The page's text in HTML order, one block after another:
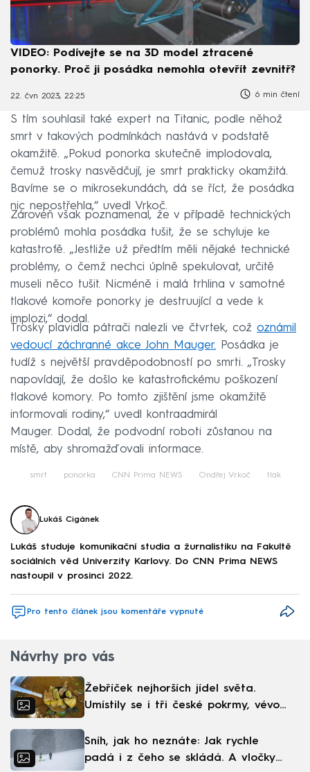
VIDEO: Podívejte se na 3D model ztracené
ponorky. Proč ji posádka nemohla otevřít zevnitř?
22. čvn 2023, 22:25 6 min čtení
S tím souhlasil také expert na Titanic, podle něhož
smrt v takových podmínkách nastává v podstatě
okamžitě. „Pokud ponorka skutečně implodovala,
čemuž trosky nasvědčují, je smrt prakticky okamžitá.
Bavíme se o mikrosekundách, dá se říct, že posádka
nic nepostřehla,“ uvedl Vrkoč.
Zároveň však poznamenal, že v případě technických
problémů mohla posádka tušit, že se schyluje ke
katastrofě. „Jestliže už předtím měli nějaké technické
problémy, o čemž nechci úplně spekulovat, určitě
museli něco tušit. Nicméně i malá trhlina v samotné
tlakové komoře ponorky je destruující a vede k
implozi,“ dodal.
Trosky plavidla pátrači nalezli ve čtvrtek, což oznámil
vedoucí záchranné akce John Mauger. Posádka je
tudíž s největší pravděpodobností po smrti. „Trosky
napovídají, že došlo ke katastrofickému poškození
tlakové komory. Po tomto zjištění jsme okamžitě
informovali rodiny,“ uvedl kontraadmirál
Mauger. Dodal, že podvodní roboti zůstanou na
místě, aby shromažďovali informace.
smrt ponorka CNN Prima NEWS Ondřej Vrkoč tlak
Lukáš Cigánek
Lukáš studuje komunikační studia a žurnalistiku na Fakultě
sociálních věd Univerzity Karlovy. Do CNN Prima NEWS
nastoupil v prosinci 2022.
Pro tento článek jsou komentáře vypnuté
Návrhy pro vás
Žebříček nejhorších jídel světa.
Umístily se i tři české pokrmy, vévodí
Sníh, jak ho neznáte: Jak rychle
padá i z čeho se skládá. A vločky